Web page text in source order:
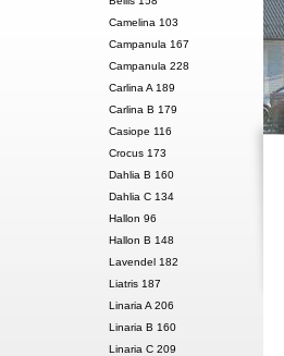
Camelina 103
Campanula 167
Campanula 228
Carlina A 189
Carlina B 179
Casiope 116
Crocus 173
Dahlia B 160
Dahlia C 134
Hallon 96
Hallon B 148
Lavendel 182
Liatris 187
Linaria A 206
Linaria B 160
Linaria C 209